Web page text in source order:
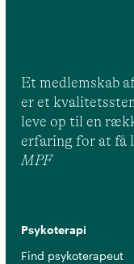
Et medlemskab
er et
leve op til en
erfaring for at få
MPF
Psykoterapi
Find psykoterapeut